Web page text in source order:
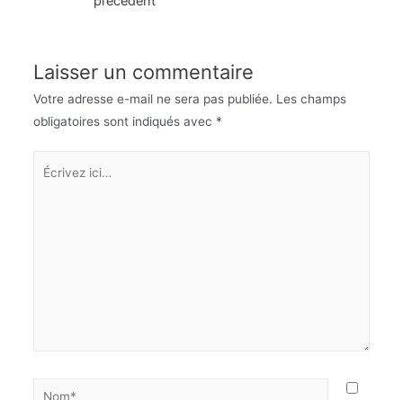
Laisser un commentaire
Votre adresse e-mail ne sera pas publiée. Les champs
obligatoires sont indiqués avec *
Écrivez
Nom*